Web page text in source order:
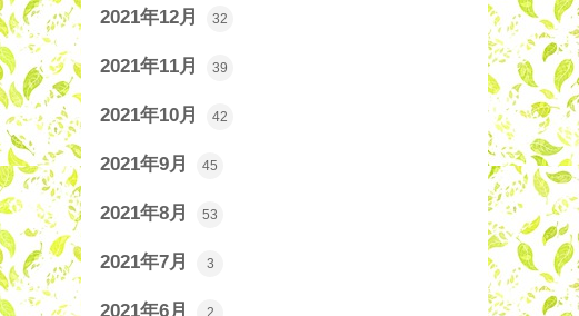
2021年12月 32
2021年11月 39
2021年10月 42
2021年9月 45
2021年8月 53
2021年7月 3
2021年6月 2